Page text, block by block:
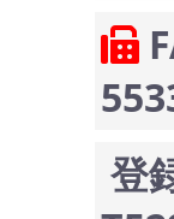
登